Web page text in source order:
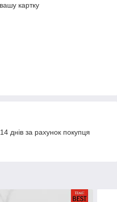
картку
днів за рахунок покупця